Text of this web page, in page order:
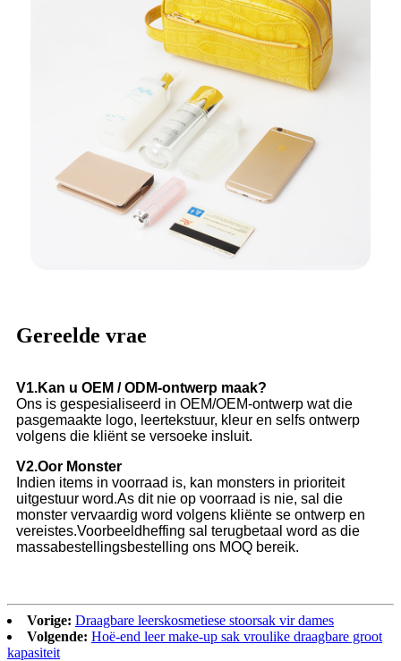
Gereelde vrae
V1.Kan u OEM / ODM-ontwerp maak?
Ons is gespesialiseerd in OEM/OEM-ontwerp wat die
pasgemaakte logo, leertekstuur, kleur en selfs ontwerp
volgens die kliënt se versoeke insluit.
V2.Oor Monster
Indien items in voorraad is, kan monsters in prioriteit
uitgestuur word.As dit nie op voorraad is nie, sal die
monster vervaardig word volgens kliënte se ontwerp en
vereistes.Voorbeeldheffing sal terugbetaal word as die
massabestellingsbestelling ons MOQ bereik.
Vorige: Draagbare leerskosmetiese stoorsak vir dames
Volgende: Hoë-end leer make-up sak vroulike draagbare groot
kapasiteit